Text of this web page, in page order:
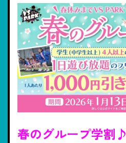
春のグループ学割♪